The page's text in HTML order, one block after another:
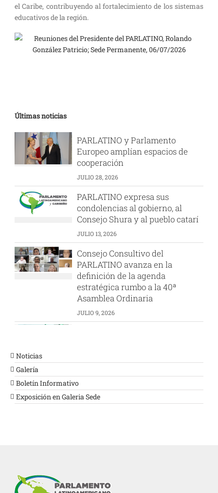
el Caribe, contribuyendo al fortalecimiento de los sistemas
educativos de la región.
Últimas noticias
PARLATINO y Parlamento
Europeo amplían espacios de
cooperación
JULIO 28, 2026
PARLATINO expresa sus
condolencias al gobierno, al
Consejo Shura y al pueblo catarí
JULIO 13, 2026
Consejo Consultivo del
PARLATINO avanza en la
definición de la agenda
estratégica rumbo a la 40ª
Asamblea Ordinaria
JULIO 9, 2026
Fortaleciendo la cooperación
parlamentaria
Noticias
Galería
Boletín Informativo
Exposición en Galeria Sede